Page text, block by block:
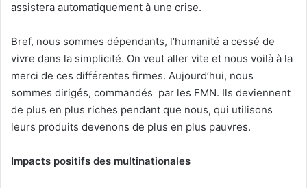
assistera automatiquement à une crise.
Bref, nous sommes dépendants, l’humanité a cessé de
vivre dans la simplicité. On veut aller vite et nous voilà à la
merci de ces différentes firmes. Aujourd’hui, nous
sommes dirigés, commandés par les FMN. Ils deviennent
de plus en plus riches pendant que nous, qui utilisons
leurs produits devenons de plus en plus pauvres.
Impacts positifs des multinationales